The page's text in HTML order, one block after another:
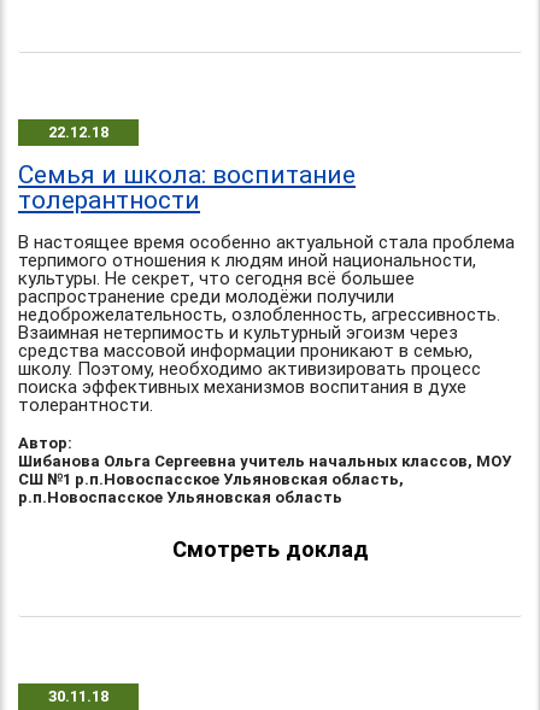
22.12.18
Семья и школа: воспитание
толерантности
В настоящее время особенно актуальной стала проблема
терпимого отношения к людям иной национальности,
культуры. Не секрет, что сегодня всё большее
распространение среди молодёжи получили
недоброжелательность, озлобленность, агрессивность.
Взаимная нетерпимость и культурный эгоизм через
средства массовой информации проникают в семью,
школу. Поэтому, необходимо активизировать процесс
поиска эффективных механизмов воспитания в духе
толерантности.
Автор:
Шибанова Ольга Сергеевна учитель начальных классов, МОУ
СШ №1 р.п.Новоспасское Ульяновская область,
р.п.Новоспасское Ульяновская область
Смотреть доклад
30.11.18